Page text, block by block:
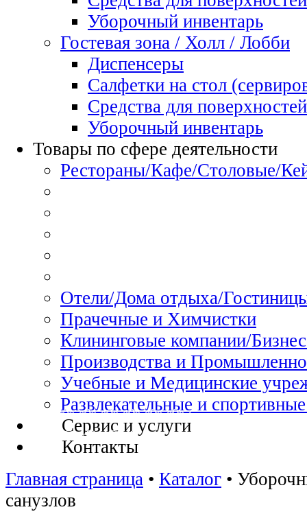
Уборочный инвентарь
Гостевая зона / Холл / Лобби
Диспенсеры
Салфетки на стол
Средства для поверхностей
Уборочный инвентарь
Товары по сфере деятельности
Рестораны/Кафе/Столовые/
Отели/Дома отдыха/
Прачечные и Химчистки
Клининговые компании/
Производства и
Учебные и Медицинские
Развлекательные и
Сервис и услуги
Контакты
Главная страница • Каталог •
санузлов